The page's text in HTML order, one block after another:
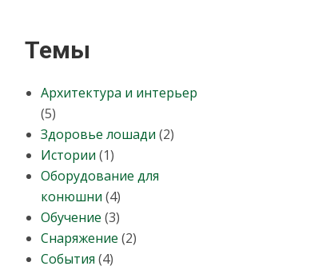
Темы
Архитектура и интерьер
(5)
Здоровье лошади (2)
Истории (1)
Оборудование для
конюшни (4)
Обучение (3)
Снаряжение (2)
События (4)